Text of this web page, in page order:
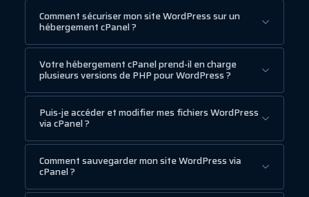
Comment sécuriser mon site WordPress sur un
hébergement cPanel ?
Votre hébergement cPanel prend-il en charge
plusieurs versions de PHP pour WordPress ?
Puis-je accéder et modifier mes fichiers WordPress
via cPanel ?
Comment sauvegarder mon site WordPress via
cPanel ?